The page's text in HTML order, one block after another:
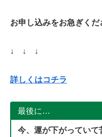
お申し込みをお急ぎくだ
↓ ↓ ↓
詳しくはコチラ
最後に…
今、運が下がってい